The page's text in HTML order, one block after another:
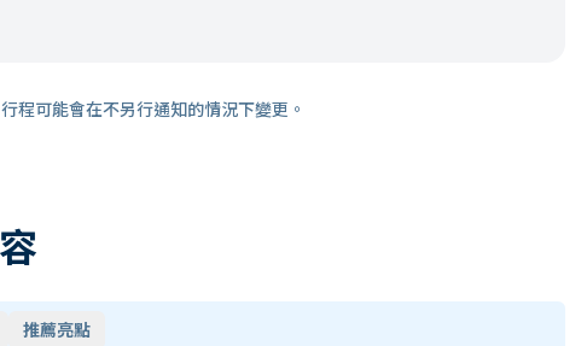
程可能會在不另行通知的情況下變更。
推薦亮點